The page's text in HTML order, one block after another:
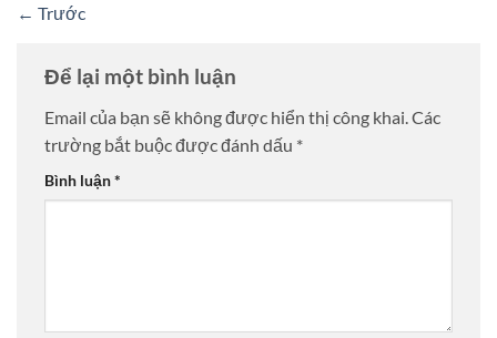
← Trước
Để lại một bình luận
Email của bạn sẽ không được hiển thị công khai.Các
trường bắt buộc được đánh dấu *
Bình luận*